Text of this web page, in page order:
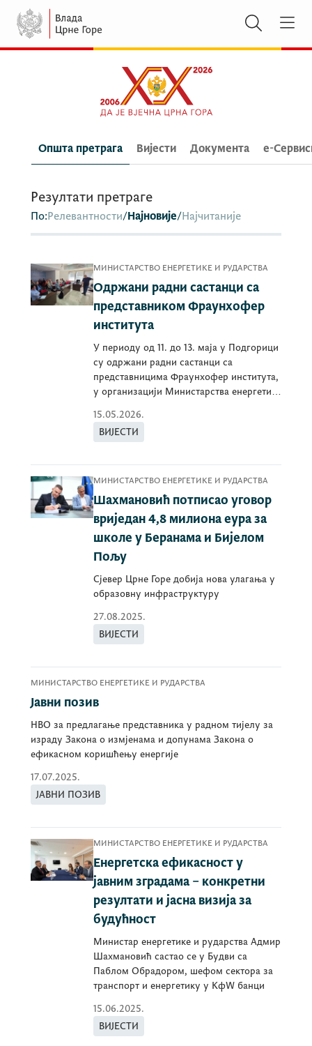
Општа претрага Вијести Документа e-
Резултати претраге
По:Релевантности/Најновије/Најчитаније
МИНИСТАРСТВО ЕНЕРГЕТИКЕ И РУДАРСТВА
Одржани радни састанци са
представником Фраунхофер
института
У периоду од 11. до 13. маја у Подгорици
су одржани радни састанци са
представницима Фраунхофер института,
у организацији Министарства енергетике
15.05.2026.
ВИЈЕСТИ
МИНИСТАРСТВО ЕНЕРГЕТИКЕ И РУДАРСТВА
Шахмановић потписао уговор
вриједан 4,8 милиона еура за
школе у Беранама и Бијелом
Пољу
Сјевер Црне Горе добија нова улагања у
образовну инфраструктуру
27.08.2025.
ВИЈЕСТИ
МИНИСТАРСТВО ЕНЕРГЕТИКЕ И РУДАРСТВА
Јавни позив
НВО за предлагање представника у радном тијелу за
израду Закона о измјенама и допунама Закона о
ефикасном коришћењу енергије
17.07.2025.
ЈАВНИ ПОЗИВ
МИНИСТАРСТВО ЕНЕРГЕТИКЕ И РУДАРСТВА
Енергетска ефикасност у
јавним зградама – конкретни
резултати и јасна визија за
будућност
Министар енергетике и рударства Адмир
Шахмановић састао се у Будви са
Паблом Обрадором, шефом сектора за
транспорт и енергетику у КфW банци
15.06.2025.
ВИЈЕСТИ